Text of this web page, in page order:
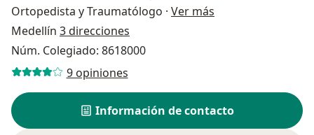
Ortopedista y Traumatólogo · Ver más
Medellín 3 direcciones
Núm. Colegiado: 8618000
9 opiniones
Información de contacto